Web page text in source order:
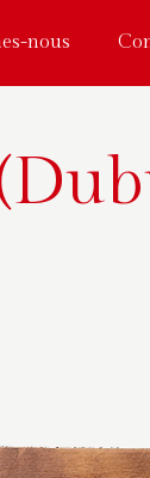
nous